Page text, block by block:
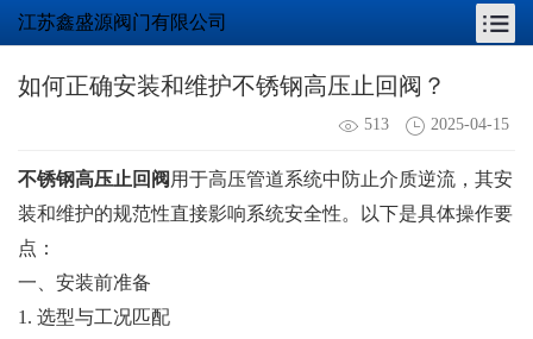
江苏鑫盛源阀门有限公司
如何正确安装和维护不锈钢高压止回阀？
513 2025-04-15
不锈钢高压止回阀 用于高压管道系统中防止介质逆流，其安
装和维护的规范性直接影响系统安全性。以下是具体操作要
点：
一、安装前准备
1. 选型与工况匹配